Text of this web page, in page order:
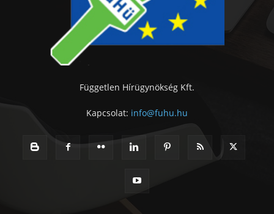
Független Hírügynökség Kft.
Kapcsolat: info@fuhu.hu